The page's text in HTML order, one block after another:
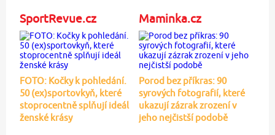
SportRevue.cz
FOTO: Kočky k pohledání.
50 (ex)sportovkyň, které
stoprocentně splňují ideál
ženské krásy
Maminka.cz
Porod bez příkras: 90
syrových fotografií, které
ukazují zázrak zrození v
jeho nejčistší podobě